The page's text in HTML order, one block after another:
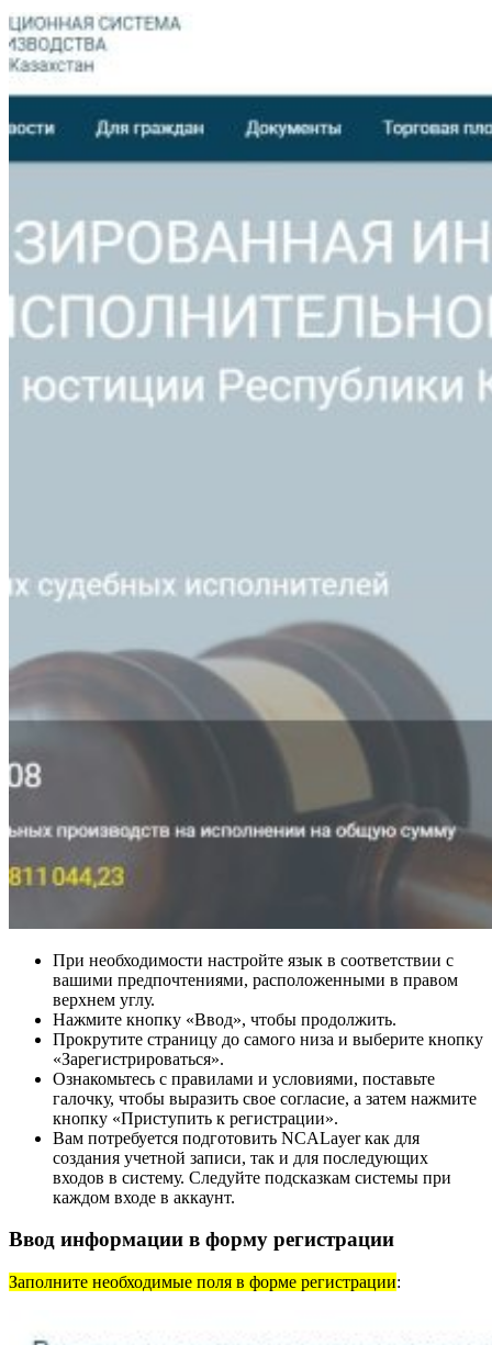
При необходимости настройте язык в соответствии с
вашими предпочтениями, расположенными в правом
верхнем углу.
Нажмите кнопку «Ввод», чтобы продолжить.
Прокрутите страницу до самого низа и выберите кнопку
«Зарегистрироваться».
Ознакомьтесь с правилами и условиями, поставьте
галочку, чтобы выразить свое согласие, а затем нажмите
кнопку «Приступить к регистрации».
Вам потребуется подготовить NCALayer как для
создания учетной записи, так и для последующих
входов в систему. Следуйте подсказкам системы при
каждом входе в аккаунт.
Ввод информации в форму регистрации
Заполните необходимые поля в форме регистрации: